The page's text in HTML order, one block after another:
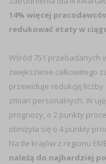
14% więcej
redukować etaty w
Wśród 751 przebadanych
zwiększenie całkowitego
przewiduje redukcję
zmian personalnych. W
prognozy, o 2 punkty
obniżyła się o 4 punkty
Na tle krajów z regionu
należą do najbardziej